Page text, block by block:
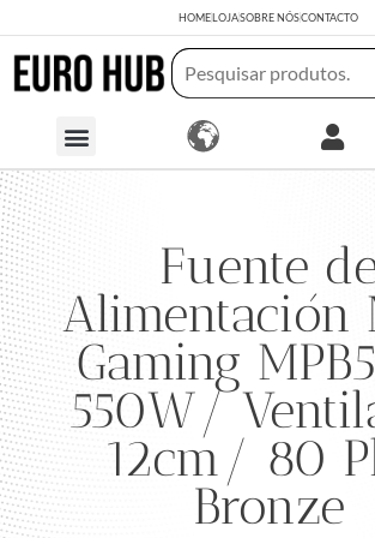
HOMELOJASOBRE NÓSCONTACTO
Fuente
Alimentación
Gaming
550W/
12cm/ 80
Bronze